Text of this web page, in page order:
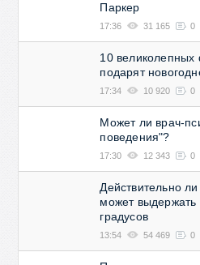
Паркер
17:36 31 165 0
10
подарят
17:34 10 920 0
Может ли врач-
поведения"?
17:30 12 343 0
Действительно
может
градусов
13:54 54 469 0